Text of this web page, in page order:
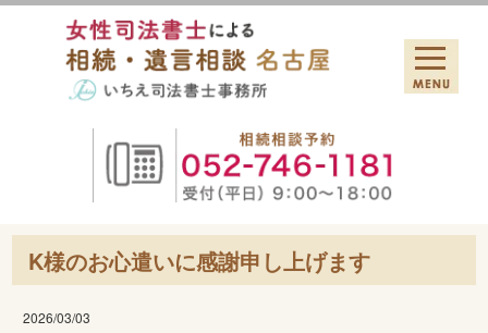
K様のお心遣いに感謝申し上げます
2026/03/03